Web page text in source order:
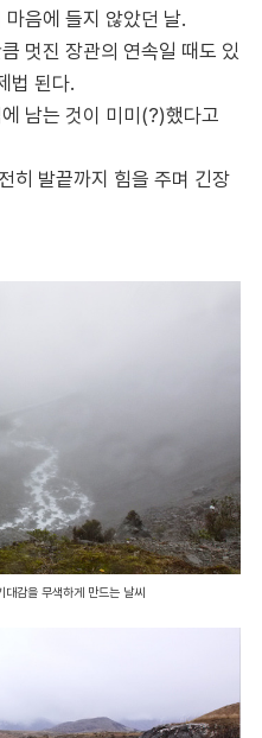
음에 들지 않았던 날.
멋진 장관의 연속일 때도 있
법 된다.
남는 것이 미미(?)했다고
히 발끝까지 힘을 주며 긴장
대감을 무색하게 만드는 날씨